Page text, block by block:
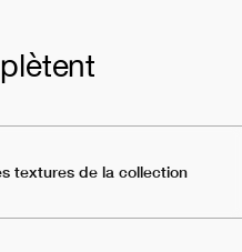
textures de la collection